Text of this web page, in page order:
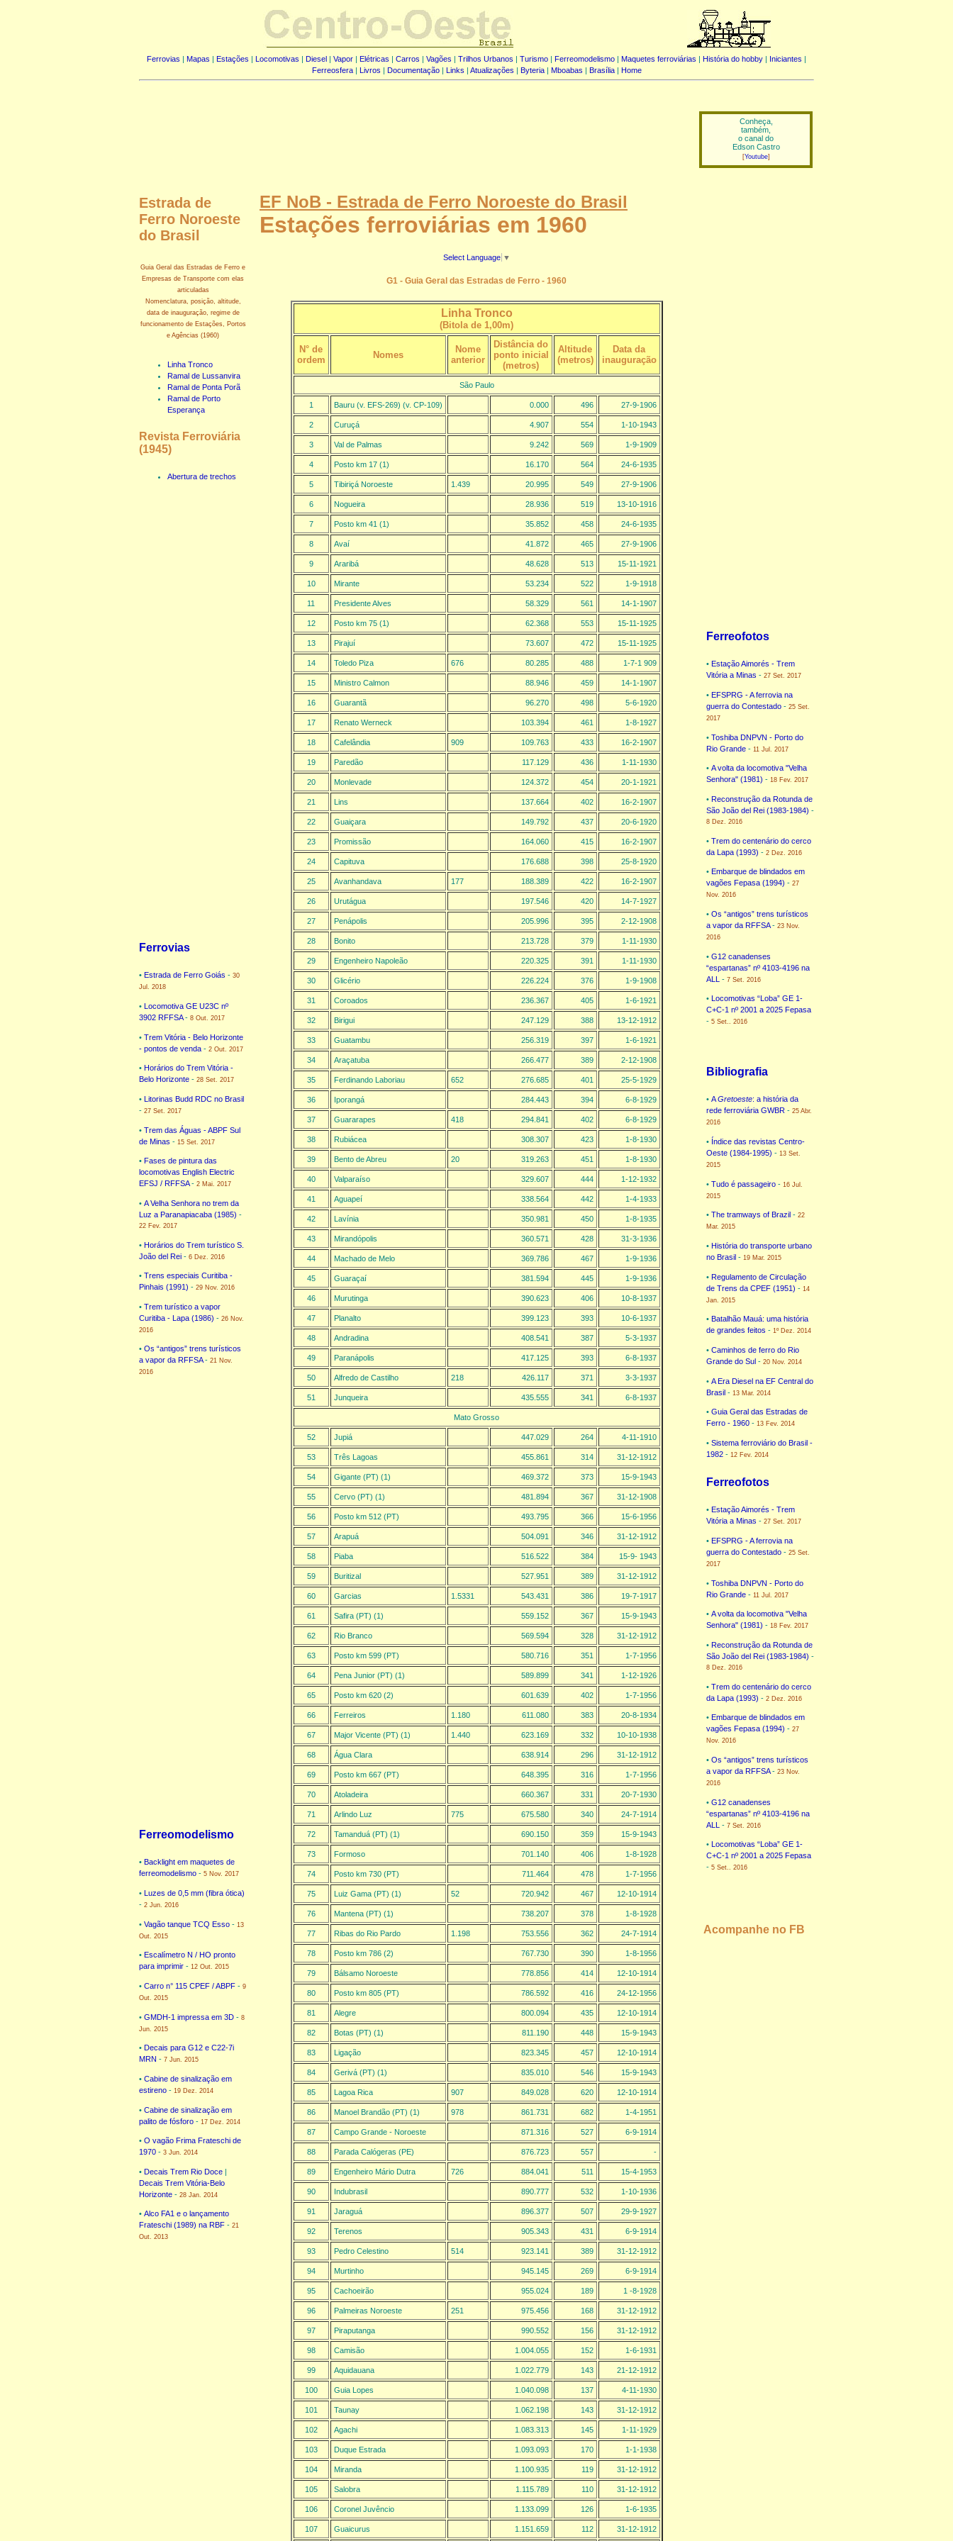
Ferrovias | Mapas | Estações | Locomotivas | Diesel | Vapor | Elétricas | Carros | Vagões | Trilhos Urbanos | Turismo | Ferreomodelismo | Maquetes ferroviárias | História do hobby | Iniciantes |
Ferreosfera| Livros | Documentação| Links | Atualizações | Byteria| Mboabas | Brasília| Home
Conheça,
também,
o canal do
Edson Castro
[Youtube]
Estrada de
Ferro Noroeste
do Brasil
Guia Geral das Estradas de Ferro e
Empresas de Transporte com elas
articuladas
Nomenclatura, posição, altitude,
data de inauguração, regime de
funcionamento de Estações, Portos
e Agências (1960)
Linha Tronco
Ramal de Lussanvira
Ramal de Ponta Porã
Ramal de Porto
Esperança
Revista Ferroviária
(1945)
Abertura de trechos
Ferrovias
• Estrada de Ferro Goiás - 30
Jul. 2018
• Locomotiva GE U23C nº
3902 RFFSA- 8 Out. 2017
• Trem Vitória - Belo Horizonte
- pontos de venda - 2 Out. 2017
• Horários do Trem Vitória -
Belo Horizonte - 28 Set. 2017
• Litorinas Budd RDC no Brasil
- 27 Set. 2017
• Trem das Águas - ABPF Sul
de Minas - 15 Set. 2017
• Fases de pintura das
locomotivas English Electric
EFSJ / RFFSA- 2 Mai. 2017
• A Velha Senhora no trem da
Luz a Paranapiacaba (1985) -
22 Fev. 2017
• Horários do Trem turístico S.
João del Rei - 6 Dez. 2016
• Trens especiais Curitiba -
Pinhais (1991) - 29 Nov. 2016
• Trem turístico a vapor
Curitiba - Lapa (1986) - 26 Nov.
2016
• Os “antigos” trens turísticos
a vapor da RFFSA- 21 Nov.
2016
Ferreomodelismo
• Backlight em maquetes de
ferreomodelismo - 5 Nov. 2017
• Luzes de 0,5 mm (fibra ótica)
- 2 Jun. 2016
• Vagão tanque TCQ Esso - 13
Out. 2015
• Escalímetro N / HO pronto
para imprimir - 12 Out. 2015
• Carro n° 115 CPEF / ABPF - 9
Out. 2015
• GMDH-1 impressa em 3D - 8
Jun. 2015
• Decais para G12 e C22-7i
MRN - 7 Jun. 2015
• Cabine de sinalização em
estireno - 19 Dez. 2014
• Cabine de sinalização em
palito de fósforo - 17 Dez. 2014
• O vagão Frima Frateschi de
1970 - 3 Jun. 2014
• Decais Trem Rio Doce |
Decais Trem Vitória-Belo
Horizonte - 28 Jan. 2014
• Alco FA1 e o lançamento
Frateschi (1989) na RBF - 21
Out. 2013
EF NoB - Estrada de Ferro Noroeste do Brasil
Estações ferroviárias em 1960
Select Language ▼
G1 - Guia Geral das Estradas de Ferro - 1960
Linha Tronco
(Bitola de 1,00m)
N° de
ordem
Nomes
Nome
anterior
Distância do
ponto inicial
(metros)
Altitude
(metros)
Data da
inauguração
São Paulo
1 Bauru (v. EFS-269) (v. CP-109) 0.000 496 27-9-1906
2 Curuçá 4.907 554 1-10-1943
3 Val de Palmas 9.242 569 1-9-1909
4 Posto km 17 (1) 16.170 564 24-6-1935
5 Tibiriçá Noroeste 1.439 20.995 549 27-9-1906
6 Nogueira 28.936 519 13-10-1916
7 Posto km 41 (1) 35.852 458 24-6-1935
8 Avaí 41.872 465 27-9-1906
9 Araribá 48.628 513 15-11-1921
10 Mirante 53.234 522 1-9-1918
11 Presidente Alves 58.329 561 14-1-1907
12 Posto km 75 (1) 62.368 553 15-11-1925
13 Pirajuí 73.607 472 15-11-1925
14 Toledo Piza 676 80.285 488 1-7-1 909
15 Ministro Calmon 88.946 459 14-1-1907
16 Guarantã 96.270 498 5-6-1920
17 Renato Werneck 103.394 461 1-8-1927
18 Cafelândia 909 109.763 433 16-2-1907
19 Paredão 117.129 436 1-11-1930
20 Monlevade 124.372 454 20-1-1921
21 Lins 137.664 402 16-2-1907
22 Guaiçara 149.792 437 20-6-1920
23 Promissão 164.060 415 16-2-1907
24 Capituva 176.688 398 25-8-1920
25 Avanhandava 177 188.389 422 16-2-1907
26 Urutágua 197.546 420 14-7-1927
27 Penápolis 205.996 395 2-12-1908
28 Bonito 213.728 379 1-11-1930
29 Engenheiro Napoleão 220.325 391 1-11-1930
30 Glicério 226.224 376 1-9-1908
31 Coroados 236.367 405 1-6-1921
32 Birigui 247.129 388 13-12-1912
33 Guatambu 256.319 397 1-6-1921
34 Araçatuba 266.477 389 2-12-1908
35 Ferdinando Laboriau 652 276.685 401 25-5-1929
36 Iporangá 284.443 394 6-8-1929
37 Guararapes 418 294.841 402 6-8-1929
38 Rubiácea 308.307 423 1-8-1930
39 Bento de Abreu 20 319.263 451 1-8-1930
40 Valparaíso 329.607 444 1-12-1932
41 Aguapeí 338.564 442 1-4-1933
42 Lavínia 350.981 450 1-8-1935
43 Mirandópolis 360.571 428 31-3-1936
44 Machado de Melo 369.786 467 1-9-1936
45 Guaraçaí 381.594 445 1-9-1936
46 Murutinga 390.623 406 10-8-1937
47 Planalto 399.123 393 10-6-1937
48 Andradina 408.541 387 5-3-1937
49 Paranápolis 417.125 393 6-8-1937
50 Alfredo de Castilho 218 426.117 371 3-3-1937
51 Junqueira 435.555 341 6-8-1937
Mato Grosso
52 Jupiá 447.029 264 4-11-1910
53 Três Lagoas 455.861 314 31-12-1912
54 Gigante (PT) (1) 469.372 373 15-9-1943
55 Cervo (PT) (1) 481.894 367 31-12-1908
56 Posto km 512 (PT) 493.795 366 15-6-1956
57 Arapuá 504.091 346 31-12-1912
58 Piaba 516.522 384 15-9- 1943
59 Buritizal 527.951 389 31-12-1912
60 Garcias 1.5331 543.431 386 19-7-1917
61 Safira (PT) (1) 559.152 367 15-9-1943
62 Rio Branco 569.594 328 31-12-1912
63 Posto km 599 (PT) 580.716 351 1-7-1956
64 Pena Junior (PT) (1) 589.899 341 1-12-1926
65 Posto km 620 (2) 601.639 402 1-7-1956
66 Ferreiros 1.180 611.080 383 20-8-1934
67 Major Vicente (PT) (1) 1.440 623.169 332 10-10-1938
68 Água Clara 638.914 296 31-12-1912
69 Posto km 667 (PT) 648.395 316 1-7-1956
70 Atoladeira 660.367 331 20-7-1930
71 Arlindo Luz 775 675.580 340 24-7-1914
72 Tamanduá (PT) (1) 690.150 359 15-9-1943
73 Formoso 701.140 406 1-8-1928
74 Posto km 730 (PT) 711.464 478 1-7-1956
75 Luiz Gama (PT) (1) 52 720.942 467 12-10-1914
76 Mantena (PT) (1) 738.207 378 1-8-1928
77 Ribas do Rio Pardo 1.198 753.556 362 24-7-1914
78 Posto km 786 (2) 767.730 390 1-8-1956
79 Bálsamo Noroeste 778.856 414 12-10-1914
80 Posto km 805 (PT) 786.592 416 24-12-1956
81 Alegre 800.094 435 12-10-1914
82 Botas (PT) (1) 811.190 448 15-9-1943
83 Ligação 823.345 457 12-10-1914
84 Gerivá (PT) (1) 835.010 546 15-9-1943
85 Lagoa Rica 907 849.028 620 12-10-1914
86 Manoel Brandão (PT) (1) 978 861.731 682 1-4-1951
87 Campo Grande - Noroeste 871.316 527 6-9-1914
88 Parada Calógeras (PE) 876.723 557 -
89 Engenheiro Mário Dutra 726 884.041 511 15-4-1953
90 Indubrasil 890.777 532 1-10-1936
91 Jaraguá 896.377 507 29-9-1927
92 Terenos 905.343 431 6-9-1914
93 Pedro Celestino 514 923.141 389 31-12-1912
94 Murtinho 945.145 269 6-9-1914
95 Cachoeirão 955.024 189 1 -8-1928
96 Palmeiras Noroeste 251 975.456 168 31-12-1912
97 Piraputanga 990.552 156 31-12-1912
98 Camisão 1.004.055 152 1-6-1931
99 Aquidauana 1.022.779 143 21-12-1912
100 Guia Lopes 1.040.098 137 4-11-1930
101 Taunay 1.062.198 143 31-12-1912
102 Agachi 1.083.313 145 1-11-1929
103 Duque Estrada 1.093.093 170 1-1-1938
104 Miranda 1.100.935 119 31-12-1912
105 Salobra 1.115.789 110 31-12-1912
106 Coronel Juvêncio 1.133.099 126 1-6-1935
107 Guaicurus 1.151.659 112 31-12-1912
Ferreofotos
• Estação Aimorés - Trem
Vitória a Minas - 27 Set. 2017
• EFSPRG - A ferrovia na
guerra do Contestado - 25 Set.
2017
• Toshiba DNPVN - Porto do
Rio Grande - 11 Jul. 2017
• A volta da locomotiva "Velha
Senhora" (1981) - 18 Fev. 2017
• Reconstrução da Rotunda de
São João del Rei (1983-1984) -
8 Dez. 2016
• Trem do centenário do cerco
da Lapa (1993) - 2 Dez. 2016
• Embarque de blindados em
vagões Fepasa (1994) - 27
Nov. 2016
• Os “antigos” trens turísticos
a vapor da RFFSA- 23 Nov.
2016
• G12 canadenses
“espartanas” nº 4103-4196 na
ALL - 7 Set. 2016
• Locomotivas “Loba” GE 1-
C+C-1 nº 2001 a 2025 Fepasa
- 5 Set.. 2016
Bibliografia
• AGretoeste: a história da
rede ferroviária GWBR - 25 Abr.
2016
• Índice das revistas Centro-
Oeste (1984-1995) - 13 Set.
2015
• Tudo é passageiro - 16 Jul.
2015
• The tramways of Brazil - 22
Mar. 2015
• História do transporte urbano
no Brasil - 19 Mar. 2015
• Regulamento de Circulação
de Trens da CPEF (1951) - 14
Jan. 2015
• Batalhão Mauá: uma história
de grandes feitos - 1º Dez. 2014
• Caminhos de ferro do Rio
Grande do Sul - 20 Nov. 2014
• A Era Diesel na EF Central do
Brasil - 13 Mar. 2014
• Guia Geral das Estradas de
Ferro - 1960 - 13 Fev. 2014
• Sistema ferroviário do Brasil -
1982 - 12 Fev. 2014
Ferreofotos
• Estação Aimorés - Trem
Vitória a Minas - 27 Set. 2017
• EFSPRG - A ferrovia na
guerra do Contestado - 25 Set.
2017
• Toshiba DNPVN - Porto do
Rio Grande - 11 Jul. 2017
• A volta da locomotiva "Velha
Senhora" (1981) - 18 Fev. 2017
• Reconstrução da Rotunda de
São João del Rei (1983-1984) -
8 Dez. 2016
• Trem do centenário do cerco
da Lapa (1993) - 2 Dez. 2016
• Embarque de blindados em
vagões Fepasa (1994) - 27
Nov. 2016
• Os “antigos” trens turísticos
a vapor da RFFSA- 23 Nov.
2016
• G12 canadenses
“espartanas” nº 4103-4196 na
ALL - 7 Set. 2016
• Locomotivas “Loba” GE 1-
C+C-1 nº 2001 a 2025 Fepasa
- 5 Set.. 2016
Acompanhe no FB